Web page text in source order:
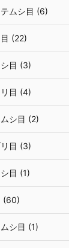
ムシ目 (6)
(22)
目 (3)
目 (4)
シ目 (2)
目 (3)
目 (1)
(60)
シ目 (1)